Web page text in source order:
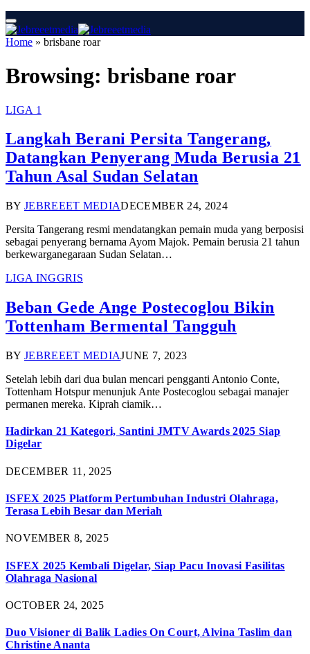
Home » brisbane roar
Browsing: brisbane roar
LIGA 1
Langkah Berani Persita Tangerang,
Datangkan Penyerang Muda Berusia 21
Tahun Asal Sudan Selatan
BY JEBREEET MEDIADECEMBER 24, 2024
Persita Tangerang resmi mendatangkan pemain muda yang berposisi
sebagai penyerang bernama Ayom Majok. Pemain berusia 21 tahun
berkewarganegaraan Sudan Selatan…
LIGA INGGRIS
Beban Gede Ange Postecoglou Bikin
Tottenham Bermental Tangguh
BY JEBREEET MEDIAJUNE 7, 2023
Setelah lebih dari dua bulan mencari pengganti Antonio Conte,
Tottenham Hotspur menunjuk Ante Postecoglou sebagai manajer
permanen mereka. Kiprah ciamik…
Hadirkan 21 Kategori, Santini JMTV Awards 2025 Siap
Digelar
DECEMBER 11, 2025
ISFEX 2025 Platform Pertumbuhan Industri Olahraga,
Terasa Lebih Besar dan Meriah
NOVEMBER 8, 2025
ISFEX 2025 Kembali Digelar, Siap Pacu Inovasi Fasilitas
Olahraga Nasional
OCTOBER 24, 2025
Duo Visioner di Balik Ladies On Court, Alvina Taslim dan
Christine Ananta